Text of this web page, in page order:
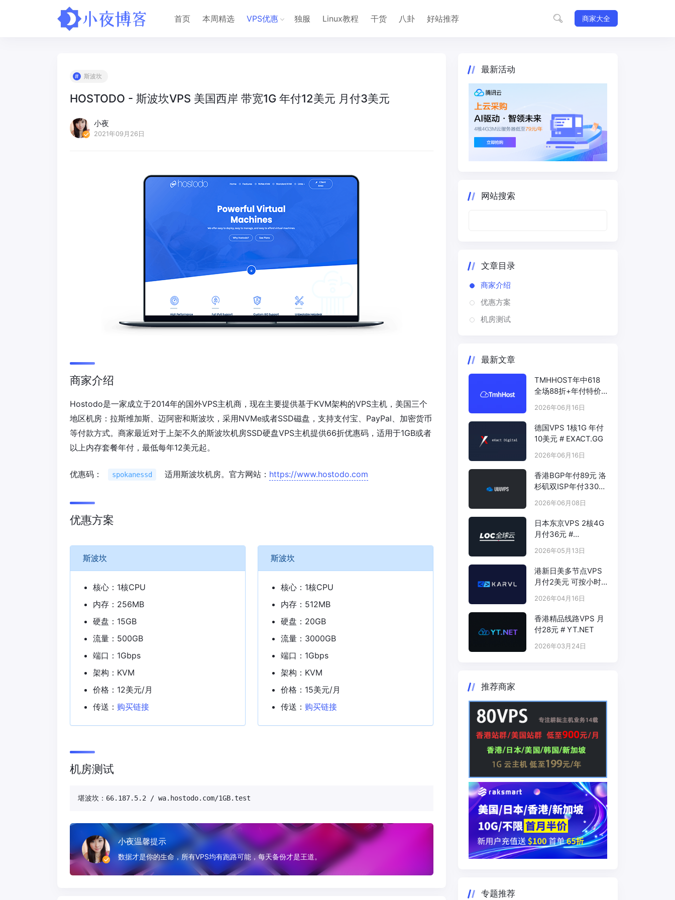
首页 本周精选 VPS优惠 独服 Linux教程 干货 八卦 好站推荐 商家大全
斯波坎
HOSTODO - 斯波坎VPS 美国西岸 带宽1G 年付12美元 月付3美元
小夜
2021年09月26日
商家介绍
Hostodo是一家成立于2014年的国外VPS主机商，现在主要提供基于KVM架构的VPS主机，美国三个
地区机房：拉斯维加斯、迈阿密和斯波坎，采用NVMe或者SSD磁盘，支持支付宝、PayPal、加密货币
等付款方式。商家最近对于上架不久的斯波坎机房SSD硬盘VPS主机提供66折优惠码，适用于1GB或者
以上内存套餐年付，最低每年12美元起。
优惠码： spokanessd 适用斯波坎机房。官方网站： https://www.hostodo.com
优惠方案
斯波坎
核心：1核CPU
内存：256MB
硬盘：15GB
流量：500GB
端口：1Gbps
架构：KVM
价格：12美元/月
传送： 购买链接
斯波坎
核心：1核CPU
内存：512MB
硬盘：20GB
流量：3000GB
端口：1Gbps
架构：KVM
价格：15美元/月
传送： 购买链接
机房测试
堪波坎：66.187.5.2 / wa.hostodo.com/1GB.test
小夜温馨提示
数据才是你的生命，所有VPS均有跑路可能，每天备份才是王道。
最新活动
网站搜索
文章目录
商家介绍
优惠方案
机房测试
最新文章
TMHHOST年中618
全场88折+年付特价
2026年06月16日
德国VPS 1核1G 年付
10美元 # EXACT.GG
2026年06月16日
香港BGP年付89元 洛
杉矶双ISP年付330元
2026年06月08日
日本东京VPS 2核4G
月付36元 #
2026年05月13日
港新日美多节点VPS
月付2美元 可按小时
2026年04月16日
香港精品线路VPS 月
付28元 # YT.NET
2026年03月24日
推荐商家
专题推荐